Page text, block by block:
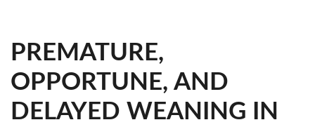
PREMATURE,
OPPORTUNE, AND
DELAYED WEANING IN